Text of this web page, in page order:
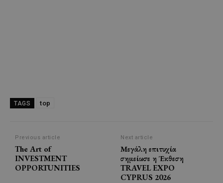
TAGS top
Previous article
The Art of
INVESTMENT
OPPORTUNITIES
Next article
Μεγάλη επιτυχία
σημείωσε η Έκθεση
TRAVEL EXPO
CYPRUS 2026